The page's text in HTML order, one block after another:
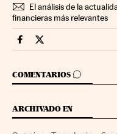
El análisis de la
financieras más relevantes
Companias Cinco Días
Companias Cinco
COMENTARIOS
IR A LOS
ARCHIVADO EN